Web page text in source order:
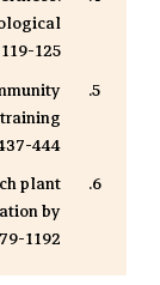
125.
444.
plant
by
1192.